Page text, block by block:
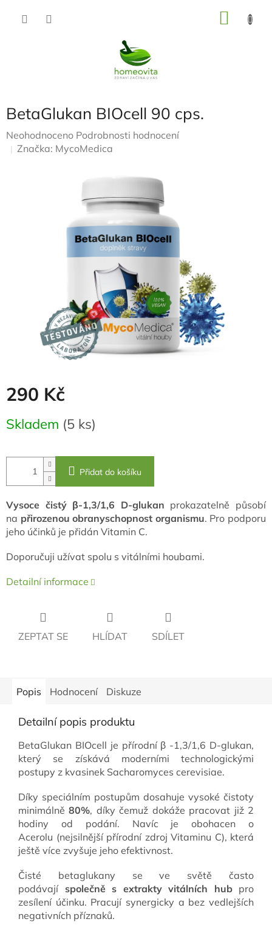
BetaGlukan BIOcell 90 cps.
Průměrné
hodnocení
Neohodnoceno Podrobnosti hodnocení
Značka: MycoMedica
290 Kč
Měrná
cena:
Skladem (5 ks)
Přidat do košíku
Vysoce čistý β-1,3/1,6 D-glukan prokazatelně působí
na přirozenou obranyschopnost organismu. Pro podporu
jeho účinků je přidán Vitamin C.
Doporučuji užívat spolu s vitálními houbami.
Detailní informace
ZEPTAT SE HLÍDAT SDÍLET
Popis Hodnocení Diskuze
Detailní popis produktu
BetaGlukan BIOcell je přírodní β -1,3/1,6 D-glukan,
který se získává moderními technologickými
postupy z kvasinek Sacharomyces cerevisiae.
Díky speciálním postupům dosahuje vysoké čistoty
minimálně80%, díky čemuž dokáže pracovat již 2
hodiny od podání. Navíc je obohacen o
Acerolu (nejsilnější přírodní zdroj Vitaminu C), která
ještě více zvyšuje jeho efektivnost.
Čisté betaglukany se ve světě často
podávají společně s extrakty vitálních hubpro
zesílení účinku. Pracují synergicky a bez vedlejších
negativních příznaků.